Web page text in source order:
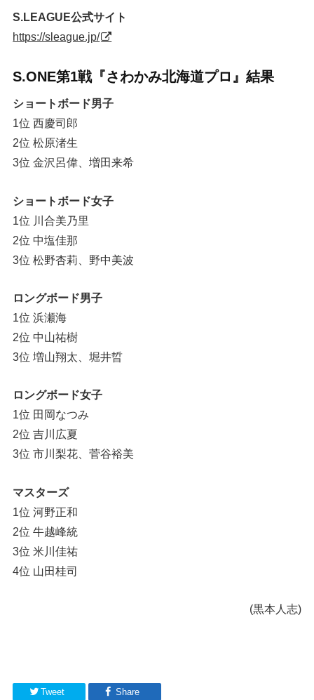
S.LEAGUE公式サイト
https://sleague.jp/
S.ONE第1戦『さわかみ北海道プロ』結果
ショートボード男子
1位 西慶司郎
2位 松原渚生
3位 金沢呂偉、増田来希
ショートボード女子
1位 川合美乃里
2位 中塩佳那
3位 松野杏莉、野中美波
ロングボード男子
1位 浜瀬海
2位 中山祐樹
3位 増山翔太、堀井晢
ロングボード女子
1位 田岡なつみ
2位 吉川広夏
3位 市川梨花、菅谷裕美
マスターズ
1位 河野正和
2位 牛越峰統
3位 米川佳祐
4位 山田桂司
(黒本人志)
Tweet Share